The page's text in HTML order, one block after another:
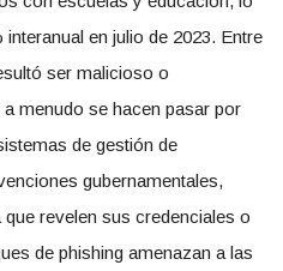
en julio de 2023. Entre
ser malicioso o
menudo se hacen pasar por
de gestión de
gubernamentales,
revelen sus credenciales o
de phishing amenazan a las